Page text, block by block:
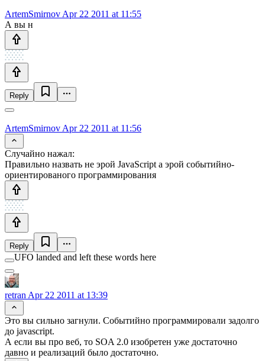
ArtemSmirnov Apr 22 2011 at 11:55
А вы н
Reply
ArtemSmirnov Apr 22 2011 at 11:56
Случайно нажал:
Правильно назвать не эрой JavaScript а эрой событийно-
ориентированого программирования
Reply
UFO landed and left these words here
retran Apr 22 2011 at 13:39
Это вы сильно загнули. Событийно программировали задолго
до javascript.
А если вы про веб, то SOA 2.0 изобретен уже достаточно
давно и реализаций было достаточно.